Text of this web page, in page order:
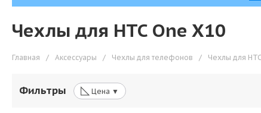
Чехлы для HTC One X10
Главная / Аксессуары / Чехлы для телефонов / Чехлы для HTC
Фильтры ◺ Цена ▼